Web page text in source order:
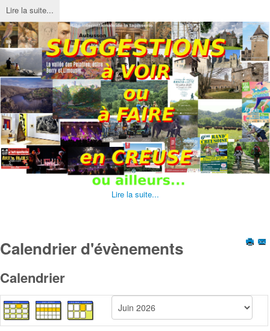
Lire la suite...
Lire la suite...
Calendrier d'évènements
Calendrier